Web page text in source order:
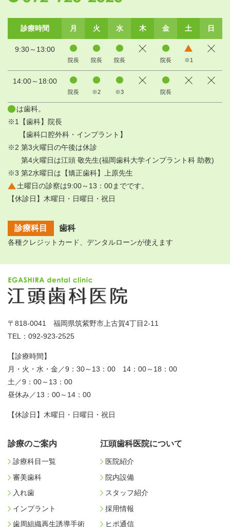
診療時間 月 火 水 木 金 土 日
9:30～13:00
院長 院長 院長 院長 ※1
14:00～18:00
院長 ※2 ※3 院長
は歯科。
※1【歯科】院長
【歯科口腔外科・インプラント】
※2 第3火曜日の午後は休診
第4火曜日は江頭 敬先生(福岡歯科大学インプラント科 助教)
※3 第2水曜日は【矯正歯科】上原先生
土曜日の診察は9:00～13：00までです。
【休診日】木曜日・日曜日・祝日
診療科目 歯科
各種クレジットカード、デンタルローンが使えます
〒818-0041 福岡県筑紫野市上古賀4丁目2-11
TEL：092-923-2525
【診療時間】
月・火・水・金／9：30～13：00 14：00～18：00
土／9：00～13：00
昼休み／13：00～14：00
【休診日】木曜日・日曜日・祝日
診療のご案内
診療科目一覧
審美歯科
入れ歯
インプラント
歯周組織再生誘導手術
江頭歯科医院について
医院紹介
院内設備
スタッフ紹介
採用情報
ヒポ通信